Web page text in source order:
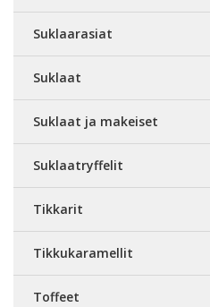
Suklaarasiat
Suklaat
Suklaat ja makeiset
Suklaatryffelit
Tikkarit
Tikkukaramellit
Toffeet